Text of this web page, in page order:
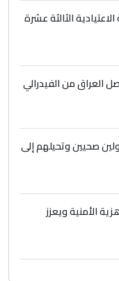
بلاد
الثالثة عشرة
صحيين وتحيلهم إلى
الأمنية ويعزز